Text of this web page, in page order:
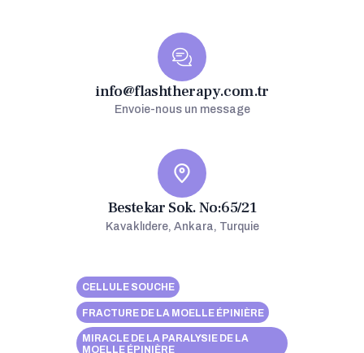
info@flashtherapy.com.tr
Envoie-nous un message
Bestekar Sok. No:65/21
Kavaklıdere, Ankara, Turquie
CELLULE SOUCHE
FRACTURE DE LA MOELLE ÉPINIÈRE
MIRACLE DE LA PARALYSIE DE LA
MOELLE ÉPINIÈRE